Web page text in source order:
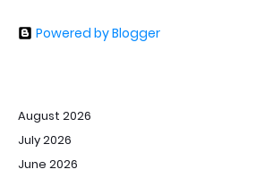
Powered by Blogger
August 2026
July 2026
June 2026